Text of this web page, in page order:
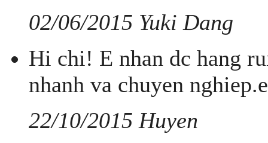
02/06/2015 Yuki Dang
Hi chi! E nhan dc hang
nhanh va chuyen
22/10/2015 Huyen